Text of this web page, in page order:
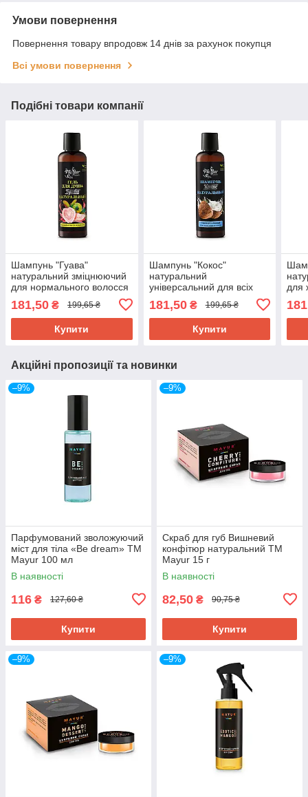
Умови повернення
Повернення товару впродовж 14 днів за рахунок покупця
Всі умови повернення
Подібні товари компанії
Шампунь "Гуава"
натуральний зміцнюючий
для нормального волосся
181,50 ₴ 199,65 ₴
Купити
Шампунь "Кокос"
натуральний
універсальний для всіх
типів волосся TM Mayur,
500 мл
181,50₴ 199,65 ₴
Купити
для
Акційні пропозиції та новинки
–9%
Парфумований зволожуючий
міст для тіла «Be dream» ТМ
Mayur 100 мл
В наявності
116 ₴ 127,60 ₴
Купити
–9%
Скраб для губ Вишневий
конфітюр натуральний ТМ
Mayur 15 г
В наявності
82,50 ₴ 90,75 ₴
Купити
–9% –9%